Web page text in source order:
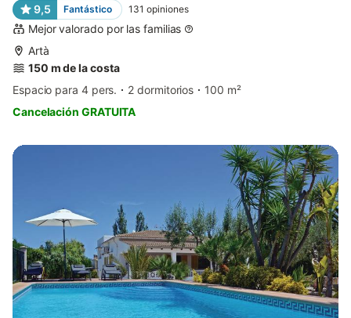
9,5 Fantástico 131 opiniones
Mejor valorado por las familias
Artà
150 m de la costa
Espacio para 4 pers.
2 dormitorios
100 m²
Cancelación GRATUITA